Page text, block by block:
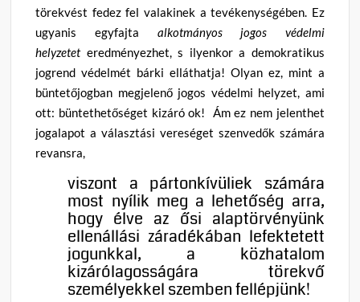
törekvést fedez fel valakinek a tevékenységében. Ez
ugyanis egyfajta alkotmányos jogos védelmi
helyzeteteredményezhet, s ilyenkor a demokratikus
jogrend védelmét bárki elláthatja! Olyan ez, mint a
büntetőjogban megjelenő jogos védelmi helyzet, ami
ott: büntethetőséget kizáró ok! Ám ez nem jelenthet
jogalapot a választási vereséget szenvedők számára
revansra,
viszont a pártonkívüliek számára
most nyílik meg a lehetőség arra,
hogy élve az ősi alaptörvényünk
ellenállási záradékában lefektetett
jogunkkal, a közhatalom
kizárólagosságára törekvő
személyekkel szemben fellépjünk!